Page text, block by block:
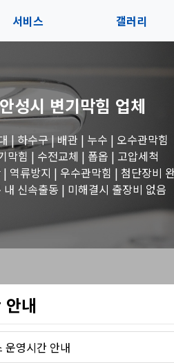
서비스
블로그
갤러리
수도꼭지 작업
세면대 작업
변기 작업
안성시 변기막힘 업체
| 하수구 | 배관 | 누수 | 오수관막힘
막힘 | 수전교체 | 폽옵 | 고압세척
| 역류방지 | 우수관막힘 | 첨단장비
내 신속출동 | 미해결시 출장비 없음
내
운영시간 안내